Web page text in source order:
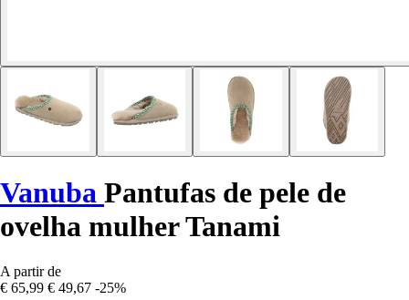
Vanuba Pantufas de pele de
ovelha mulher Tanami
A partir de
€ 65,99 € 49,67 -25%